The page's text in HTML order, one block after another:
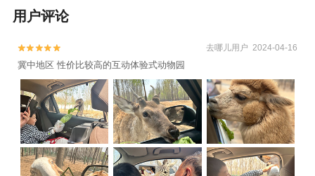
用户评论

 去哪儿用户 2024-04-16
冀中地区 性价比较高的互动体验式动物园